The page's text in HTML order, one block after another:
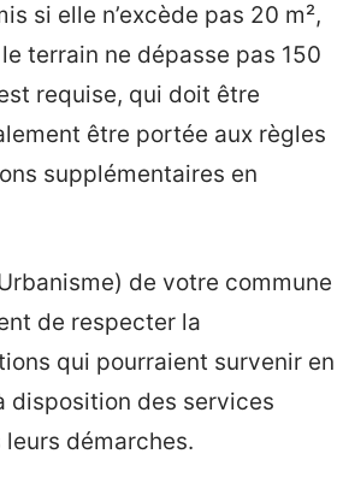
si elle n’excède pas 20 m²,
terrain ne dépasse pas 150
requise, qui doit être
être portée aux règles
supplémentaires en
de votre commune
de respecter la
qui pourraient survenir en
disposition des services
démarches.